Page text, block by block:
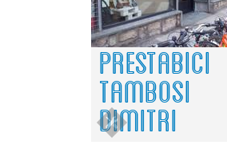
PRESTABICI
TAMBOSI
DIMITRI